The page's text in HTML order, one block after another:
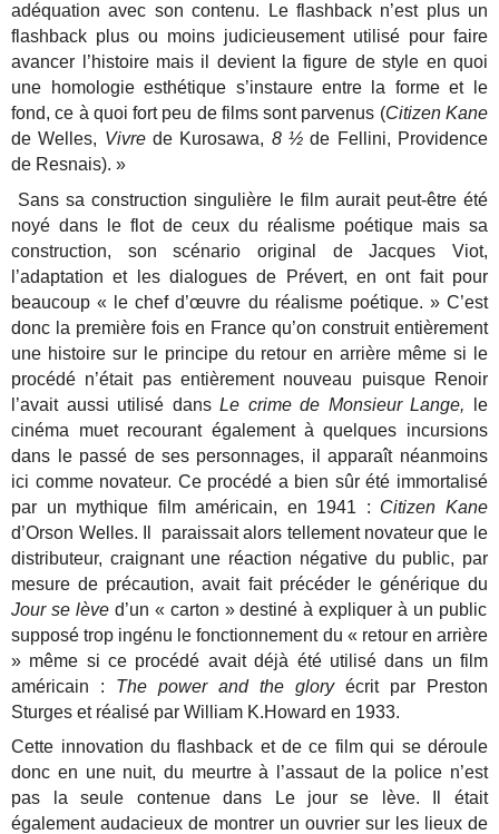
adéquation avec son contenu. Le flashback n’est plus un
flashback plus ou moins judicieusement utilisé pour faire
avancer l’histoire mais il devient la figure de style en quoi
une homologie esthétique s’instaure entre la forme et le
fond, ce à quoi fort peu de films sont parvenus (Citizen Kane
de Welles, Vivrede Kurosawa, 8 ½de Fellini, Providence
de Resnais). »
Sans sa construction singulière le film aurait peut-être été
noyé dans le flot de ceux du réalisme poétique mais sa
construction, son scénario original de Jacques Viot,
l’adaptation et les dialogues de Prévert, en ont fait pour
beaucoup « le chef d’œuvre du réalisme poétique. » C’est
donc la première fois en France qu’on construit entièrement
une histoire sur le principe du retour en arrière même si le
procédé n’était pas entièrement nouveau puisque Renoir
l’avait aussi utilisé dansLe crime de Monsieur Lange, le
cinéma muet recourant également à quelques incursions
dans le passé de ses personnages, il apparaît néanmoins
ici comme novateur. Ce procédé a bien sûr été immortalisé
par un mythique film américain, en 1941 : Citizen Kane
d’Orson Welles. Il paraissait alors tellement novateur que le
distributeur, craignant une réaction négative du public, par
mesure de précaution, avait fait précéder le générique du
Jour se lèved’un « carton » destiné à expliquer à un public
supposé trop ingénu le fonctionnement du « retour en arrière
» même si ce procédé avait déjà été utilisé dans un film
américain : The power and the glory écrit par Preston
Sturges et réalisé par William K.Howard en 1933.
Cette innovation du flashback et de ce film qui se déroule
donc en une nuit, du meurtre à l’assaut de la police n’est
pas la seule contenue dans Le jour se lève. Il était
également audacieux de montrer un ouvrier sur les lieux de